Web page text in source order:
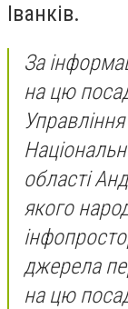
Іванків.
За
на цю
області
якого
джерела
на цю